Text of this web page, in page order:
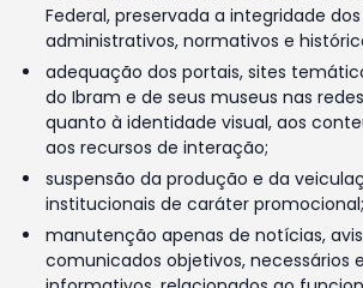
Federal, preservada a integridade
administrativos, normativos e
adequação dos portais, sites
do Ibram e de seus museus nas
quanto à identidade visual, aos
aos recursos de interação;
suspensão da produção e da
institucionais de caráter promocional;
manutenção apenas de notícias,
comunicados objetivos, necessários